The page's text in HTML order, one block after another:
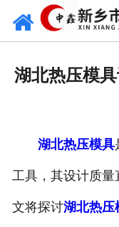
湖北热压模
湖北热压模具
工具，其设计质
文将探讨湖北热压